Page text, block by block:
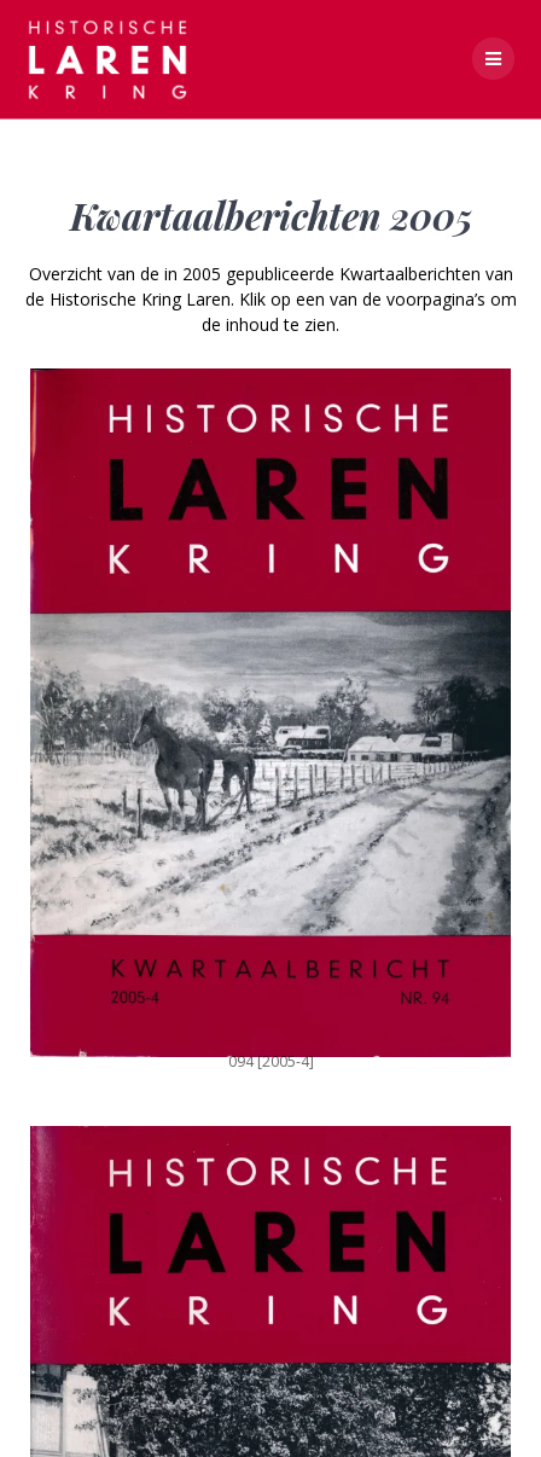
Kwartaalberichten 2005
Overzicht van de in 2005 gepubliceerde Kwartaalberichten van
de Historische Kring Laren. Klik op een van de voorpagina’s om
de inhoud te zien.
094 [2005-4]